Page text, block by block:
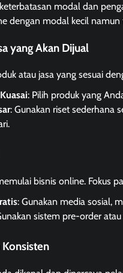
modal dan
dengan modal kecil
yang Akan Dijual
atau jasa yang sesuai
: Pilih produk yang
: Gunakan riset sederhana
bisnis online. Fokus
: Gunakan media sosial,
sistem pre-order